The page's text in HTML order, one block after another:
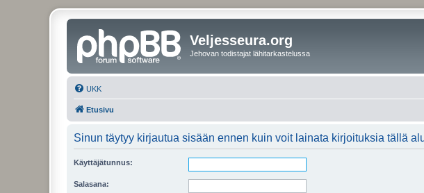
Veljesseura.org
Jehovan todistajat lähitarkastelussa
UKK
Etusivu
Sinun täytyy kirjautua sisään ennen kuin voit lainata kirjoituksia tällä
Käyttäjätunnus:
Salasana: